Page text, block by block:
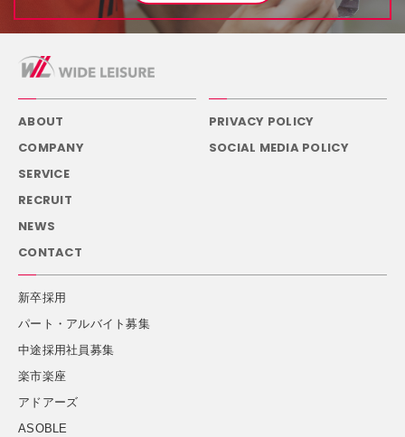
ABOUT
COMPANY
SERVICE
RECRUIT
NEWS
CONTACT
PRIVACY POLICY
SOCIAL MEDIA POLICY
新卒採用
パート・アルバイト募集
中途採用社員募集
楽市楽座
アドアーズ
ASOBLE